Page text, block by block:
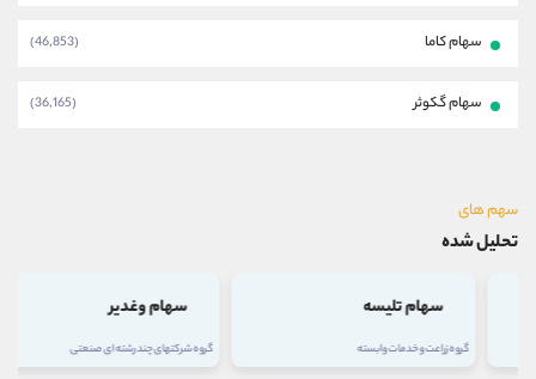
سهام کاما (46,853)
سهام گکوثر (36,165)
سهم های
تحلیل شده
سهام تلیسه
گروه زراعت و خدمات وابسته
سهام وغدیر
گروه شرکتهای چند رشته ای صنعتی